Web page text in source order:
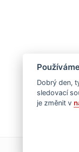
Dobrý den,
sledovací
je změnit v